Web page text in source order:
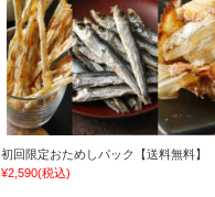
初回限定おためしパック【送料無料】
¥2,590(税込)